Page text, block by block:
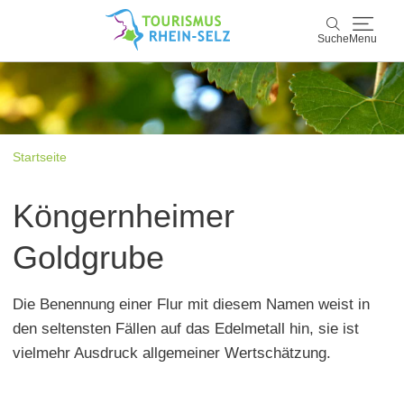
Suche Menu
Suche
Rhein-Selz
Startseite
Köngernheimer
Goldgrube
Die Benennung einer Flur mit diesem Namen weist in
den seltensten Fällen auf das Edelmetall hin, sie ist
vielmehr Ausdruck allgemeiner Wertschätzung.